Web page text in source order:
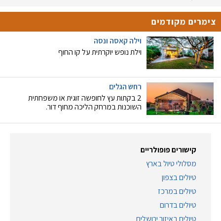
צימרים מקודמים
וילה קאסה ונסה
וילת נופש יוקרתית על קו החוף
רחש הגלים
2 בקתות עץ לחופשה זוגית או משפחתית
השוכנות במרחק הליכה מחוף דור.
קישורים פופולריים
מסלולי טיול בארץ
טיולים בצפון
טיולים במרכז
טיולים בדרום
טיולים באיזור ירושלים